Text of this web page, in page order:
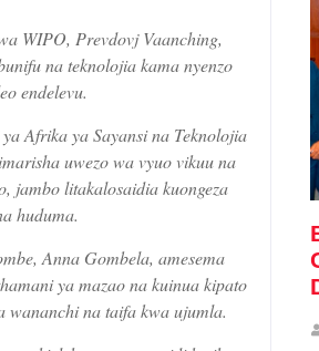
WIPO, Prevdovj Vaanching,
na teknolojia kama nyenzo
endelevu.
Afrika ya Sayansi na Teknolojia
uwezo wa vyuo vikuu na
jambo litakalosaidia kuongeza
huduma.
Anna Gombela, amesema
ya mazao na kuinua kipato
wananchi na taifa kwa ujumla.